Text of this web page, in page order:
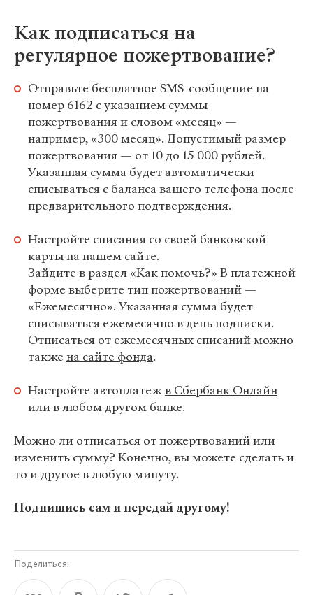
Как подписаться на
регулярное пожертвование?
Отправьте бесплатное SMS-сообщение на
номер 6162 с указанием суммы
пожертвования и словом «месяц» —
например, «300 месяц». Допустимый размер
пожертвования — от 10 до 15 000 рублей.
Указанная сумма будет автоматически
списываться с баланса вашего телефона после
предварительного подтверждения.
Настройте списания со своей банковской
карты на нашем сайте.
Зайдите в раздел «Как помочь?» В платежной
форме выберите тип пожертвований —
«Ежемесячно». Указанная сумма будет
списываться ежемесячно в день подписки.
Отписаться от ежемесячных списаний можно
также на сайте фонда.
Настройте автоплатежв Сбербанк Онлайн
или в любом другом банке.
Можно ли отписаться от пожертвований или
изменить сумму? Конечно, вы можете сделать и
то и другое в любую минуту.
Подпишись сам и передай другому!
Поделиться: